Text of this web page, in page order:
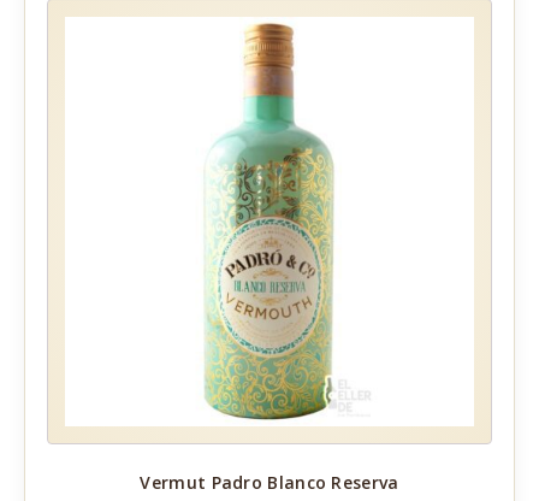
Vermut Padro Blanco Reserva